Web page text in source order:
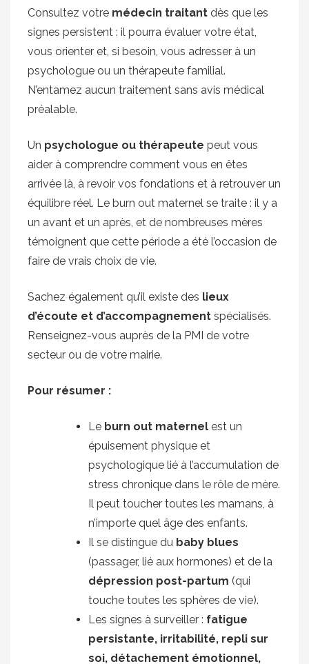
Consultez votre médecin traitant dès que les
signes persistent : il pourra évaluer votre état,
vous orienter et, si besoin, vous adresser à un
psychologue ou un thérapeute familial.
N’entamez aucun traitement sans avis médical
préalable.
Un psychologue ou thérapeute peut vous
aider à comprendre comment vous en êtes
arrivée là, à revoir vos fondations et à retrouver un
équilibre réel. Le burn out maternel se traite : il y a
un avant et un après, et de nombreuses mères
témoignent que cette période a été l’occasion de
faire de vrais choix de vie.
Sachez également qu’il existe des lieux
d’écoute et d’accompagnement spécialisés.
Renseignez-vous auprès de la PMI de votre
secteur ou de votre mairie.
Pour résumer :
Le burn out maternel est un
épuisement physique et
psychologique lié à l’accumulation de
stress chronique dans le rôle de mère.
Il peut toucher toutes les mamans, à
n’importe quel âge des enfants.
Il se distingue du baby blues
(passager, lié aux hormones) et de la
dépression post-partum (qui
touche toutes les sphères de vie).
Les signes à surveiller : fatigue
persistante, irritabilité, repli sur
soi, détachement émotionnel,